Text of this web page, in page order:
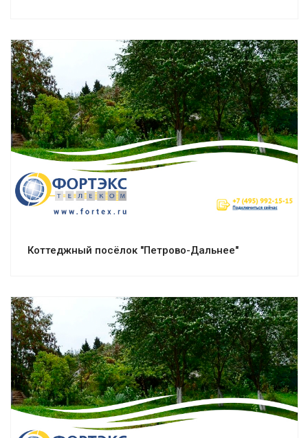
Смотреть проект
Коттеджный посёлок "Петрово-Дальнее"
Смотреть проект